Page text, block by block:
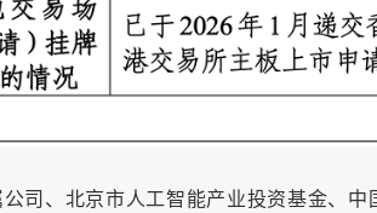
司、北京市人工智能产业投资基金、中